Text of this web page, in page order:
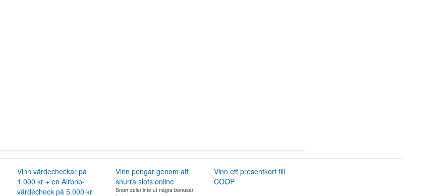
Vinn värdecheckar på
1.000 kr + en Airbnb-
värdecheck på 5.000 kr
Vinn pengar genom att
snurra slots online
Snurr delar inte ut några bonusar
Vinn ett presentkort till
COOP